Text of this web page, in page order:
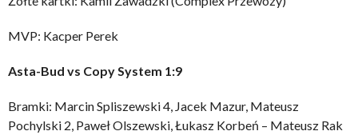
MVP: Kacper Perek
Asta-Bud vs Copy System 1:9
Bramki: Marcin Spliszewski 4, Jacek Mazur, Mateusz
Pochylski 2, Paweł Olszewski, Łukasz Korbeń – Mateusz Rak